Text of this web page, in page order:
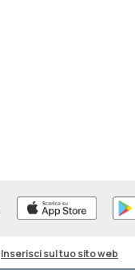
Inserisci sul tuo sito web